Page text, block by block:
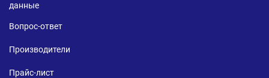
данные
Вопрос-ответ
Производители
Прайс-лист